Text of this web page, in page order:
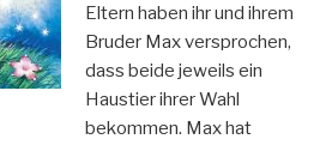
Eltern haben ihr und ihrem
Bruder Max versprochen,
dass beide jeweils ein
Haustier ihrer Wahl
bekommen. Max hat